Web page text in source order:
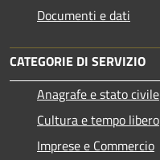
Documenti e dati
CATEGORIE DI SERVIZIO
Anagrafe e stato civile
Cultura e tempo libero
Imprese e Commercio